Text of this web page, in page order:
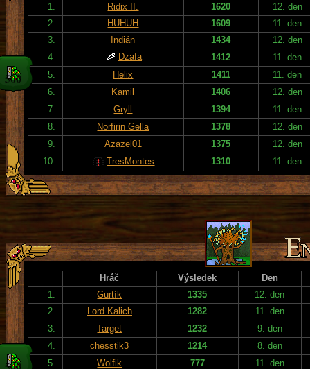
1.
Ridix II. 1620
12. den
2.
HUHUH 1609
11. den
3.
Indián 1434
12. den
4.
Dzafa 1412
11. den
5.
Helix 1411
11. den
6.
Kamil 1406
12. den
7.
Gryll 1394
11. den
8.
Norfirin Gella 1378
12. den
9.
Azazel01 1375
12. den
10.
TresMontes 1310 11. den
Hráč Výsledek
Den
1.
Gurtík 1335
12. den
2.
Lord Kalich 1282
11. den
3.
Target 1232
9. den
4.
chesstik3 1214
8. den
5.
Wolfik 777
11. den